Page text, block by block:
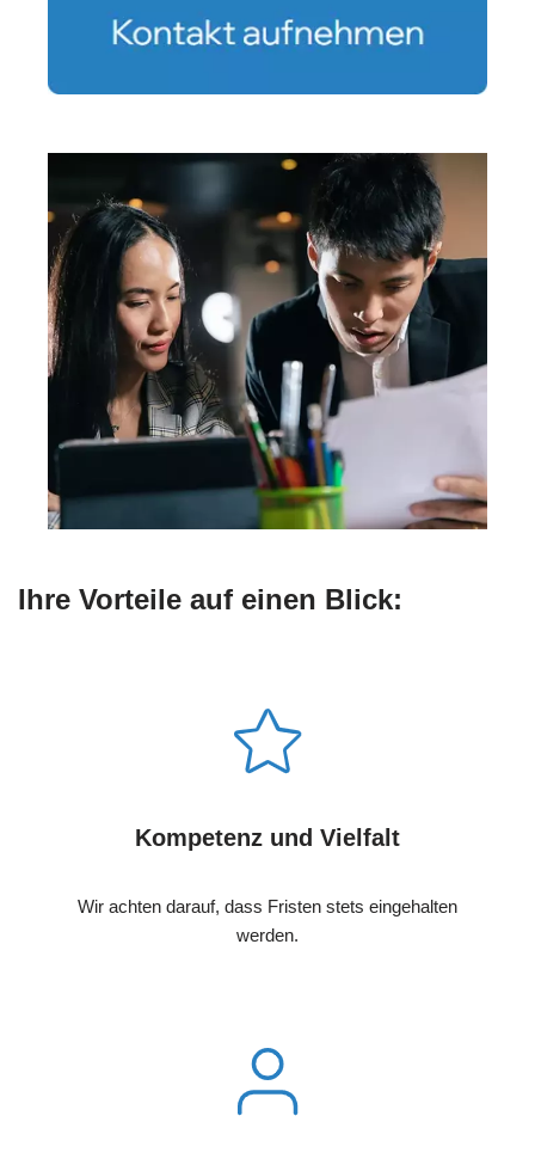
Ihre Vorteile auf einen Blick:
Kompetenz und Vielfalt
Wir achten darauf, dass Fristen stets eingehalten
werden.